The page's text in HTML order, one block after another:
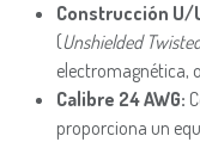
Construcción U/
(Unshielded
electromagnética,
Calibre 24 AWG:
proporciona un